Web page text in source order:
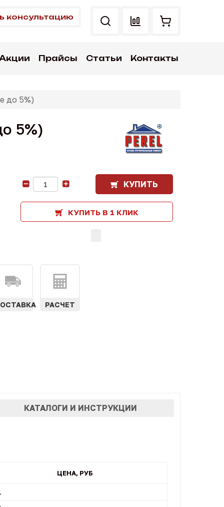
консультацию
Прайсы Статьи Контакты
до 5%)
5%)
КУПИТЬ
КУПИТЬ В 1 КЛИК
РАСЧЕТ
КАТАЛОГИ И ИНСТРУКЦИИ
ЦЕНА, РУБ